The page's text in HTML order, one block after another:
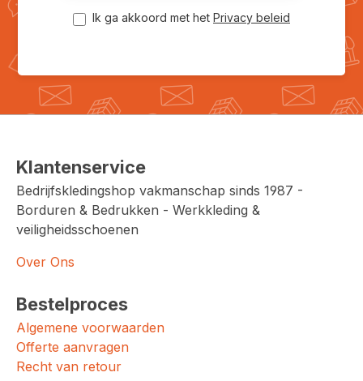
Ik ga akkoord met het Privacy beleid
Klantenservice
Bedrijfskledingshop vakmanschap sinds 1987 -
Borduren & Bedrukken - Werkkleding &
veiligheidsschoenen
Over Ons
Bestelproces
Algemene voorwaarden
Offerte aanvragen
Recht van retour